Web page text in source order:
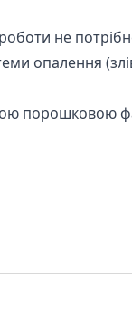
не
опалення
порошковою